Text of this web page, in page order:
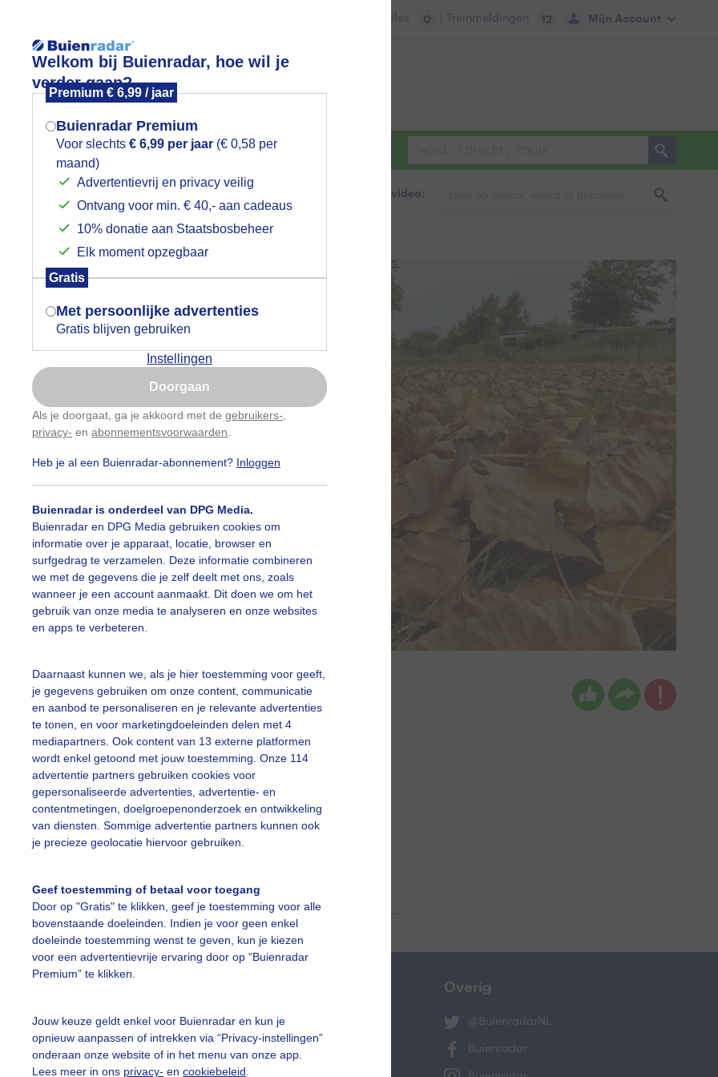
Welkom bij Buienradar, hoe wil je
verder gaan?
Premium € 6,99 / jaar
Buienradar Premium
Voor slechts € 6,99 per jaar (€ 0,58 per
maand)
Advertentievrij en privacy veilig
Ontvang voor min. € 40,- aan cadeaus
10% donatie aan Staatsbosbeheer
Elk moment opzegbaar
Gratis
Met persoonlijke advertenties
Gratis blijven gebruiken
Instellingen
Doorgaan
Als je doorgaat, ga je akkoord met de gebruikers-
privacy- en abonnementsvoorwaarden
Heb je al een Buienradar-abonnement? Inloggen
Buienradar is onderdeel van DPG Media.
Buienradar en DPG Media gebruiken cookies om
informatie over je apparaat, locatie, browser en
surfgedrag te verzamelen. Deze informatie combineren
we met de gegevens die je zelf deelt met ons, zoals
wanneer je een account aanmaakt. Dit doen we om het
gebruik van onze media te analyseren en onze websites
en apps te verbeteren.
Daarnaast kunnen we, als je hier toestemming voor geeft,
je gegevens gebruiken om onze content, communicatie
en aanbod te personaliseren en je relevante advertenties
te tonen, en voor marketingdoeleinden delen met 4
mediapartners. Ook content van 13 externe platformen
wordt enkel getoond met jouw toestemming. Onze 114
advertentie partners gebruiken cookies voor
gepersonaliseerde advertenties, advertentie- en
contentmetingen, doelgroepenonderzoek en ontwikkeling
van diensten. Sommige advertentie partners kunnen ook
je precieze geolocatie hiervoor gebruiken.
Geef toestemming of betaal voor toegang
Door op "Gratis" te klikken, geef je toestemming voor alle
bovenstaande doeleinden. Indien je voor geen enkel
doeleinde toestemming wenst te geven, kun je kiezen
voor een advertentievrije ervaring door op “Buienradar
Premium” te klikken.
Jouw keuze geldt enkel voor Buienradar en kun je
opnieuw aanpassen of intrekken via “Privacy-instellingen”
onderaan onze website of in het menu van onze app.
Lees meer in ons privacy- en cookiebeleid
Mijn Account
Files 0 | Treinmeldingen 12
Foto en video Weerzine
Zoeken in foto & video:
ria brasser Gemaakt: 29-08-2025, 34x bekeken
Bladertapijt
slideshow
Een moment geduld aub...
vragen
De Bilt
Overig
@BuienradarNL
Buienradar
Mogen we je locatie gebruiken voor
het weer?
Indien je hier nog geen akkoord op hebt
gegeven, verschijnt er zo een pop-up uit
je browser waarin deze toestemming
gevraagd wordt.
Is goed, toon de popup
Nu niet, misschien later
Gebruik je Safari en wil je niet elke dag deze pop-up
Klikhierom dit aan te passen